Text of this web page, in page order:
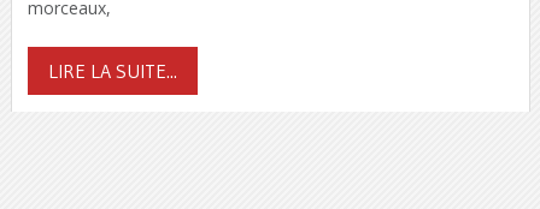
morceaux,
LIRE LA SUITE...